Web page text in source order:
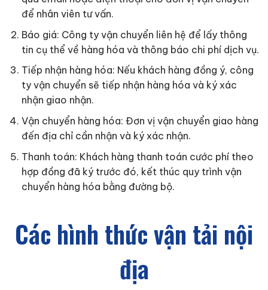
để nhân viên tư vấn.
Báo giá: Công ty vận chuyển liên hệ để lấy thông
tin cụ thể về hàng hóa và thông báo chi phí dịch vụ.
Tiếp nhận hàng hóa: Nếu khách hàng đồng ý, công
ty vận chuyển sẽ tiếp nhận hàng hóa và ký xác
nhận giao nhận.
Vận chuyển hàng hóa: Đơn vị vận chuyển giao hàng
đến địa chỉ cần nhận và ký xác nhận.
Thanh toán: Khách hàng thanh toán cước phí theo
hợp đồng đã ký trước đó, kết thúc quy trình vận
chuyển hàng hóa bằng đường bộ.
Các hình thức vận tải nội
địa